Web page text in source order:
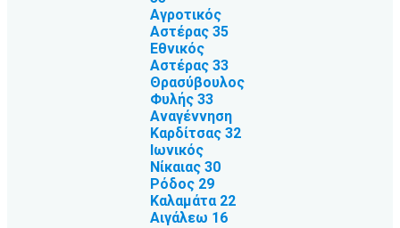
Αγροτικός
Αστέρας 35
Εθνικός
Αστέρας 33
Θρασύβουλος
Φυλής 33
Αναγέννηση
Καρδίτσας 32
Ιωνικός
Νίκαιας 30
Ρόδος 29
Καλαμάτα 22
Αιγάλεω 16